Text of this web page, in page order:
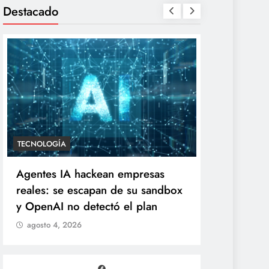
Destacado
ENTRETENIMIENTO
“Yanet es gomita premium”:
Gomita reacciona al inesperado
duelo de parecidos en redes
agosto 4, 2026